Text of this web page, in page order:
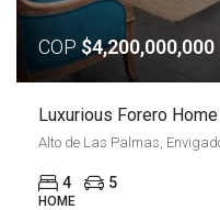
COP $4,200,000,000
4 5
HOME